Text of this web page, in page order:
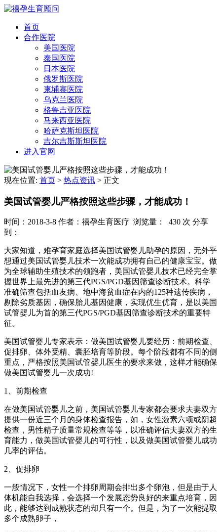
首页
合作医院
美国医院
泰国医院
日本医院
俄罗斯医院
柬埔寨医院
乌克兰医院
格鲁吉亚医院
马来西亚医院
哈萨克斯坦医院
吉尔吉斯斯坦医院
进入官网
现在位置: 首页 > 热点资讯 > 正文
美国试管婴儿严格按照这些步骤，才能成功！
时间：2018-3-8 作者：禧孕生育医疗 浏览量： 430 次 分享
到：
大家知道，难孕育家庭选择美国试管婴儿助孕的原因，无外乎
想通过美国试管婴儿技术一次能成功拥有自己的健康宝宝。做
为全球辅助生殖技术的领跑者，美国试管婴儿技术已经完全掌
握世界上最先进的第三代PGS/PGD基因筛查诊断技术。科学
准确筛查包括血友病、地中海贫血症在内的125种遗传疾病，
剔除劣质基因，确保胎儿基因健康，实现优生优育，是以美国
试管婴儿为首的第三代PGS/PGD基因筛查诊断技术的重要特
征。
美国试管婴儿专家表示：做美国试管婴儿要经历：前期检查、
促排卵、体外受精、囊胚培育等阶段。每个阶段都有不同的侧
重点，严格按照美国试管婴儿医生的要求来做，这样才能确保
做美国试管婴儿一次成功!
1、前期检查
在做美国试管婴儿之前，美国试管婴儿专家都会要求夫妻双方
提供一份近三个月的身体检查报告，如，女性激素六项或阴超
检查，男性精子质量常规检查等等，以准确评估夫妻双方的生
育能力，做美国试管婴儿的可行性，以及做美国试管婴儿成功
几率的评估。
2、促排卵
一般情况下，女性一个排卵周期会排出多个卵泡，但是由于人
体机能自我选择，会选择一个发展态势良好的来重点培育，因
此，能够达到成熟状态的却只有一个。但是，为了一次能提取
多个成熟卵子，